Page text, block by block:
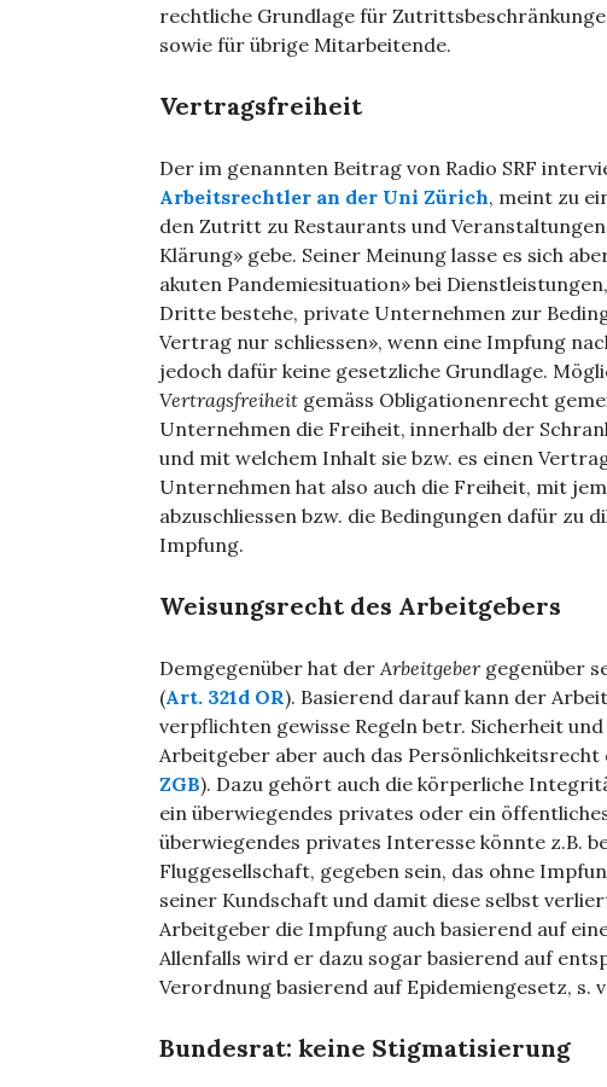
rechtliche Grundlage für
sowie für übrige Mitarbeitende.
Vertragsfreiheit
Der im genannten Beitrag von Radio SRF
Arbeitsrechtler an der Uni Zürich, meint zu
den Zutritt zu Restaurants und
Klärung» gebe. Seiner Meinung lasse es sich
akuten Pandemiesituation» bei
Dritte bestehe, private Unternehmen zur
Vertrag nur schliessen», wenn eine Impfung
jedoch dafür keine gesetzliche Grundlage.
Vertragsfreiheit gemäss Obligationenrecht
Unternehmen die Freiheit, innerhalb der
und mit welchem Inhalt sie bzw. es einen
Unternehmen hat also auch die Freiheit, mit
abzuschliessen bzw. die Bedingungen dafür zu
Impfung.
Weisungsrecht des Arbeitgebers
Demgegenüber hat derArbeitgebergegenüber
(Art. 321d OR). Basierend darauf kann der
verpflichten gewisse Regeln betr. Sicherheit
Arbeitgeber aber auch das
ZGB). Dazu gehört auch die körperliche
ein überwiegendes privates oder ein
überwiegendes privates Interesse könnte z.B.
Fluggesellschaft, gegeben sein, das ohne
seiner Kundschaft und damit diese selbst
Arbeitgeber die Impfung auch basierend auf
Allenfalls wird er dazu sogar basierend auf
Verordnung basierend auf Epidemiengesetz, s.
Bundesrat: keine Stigmatisierung